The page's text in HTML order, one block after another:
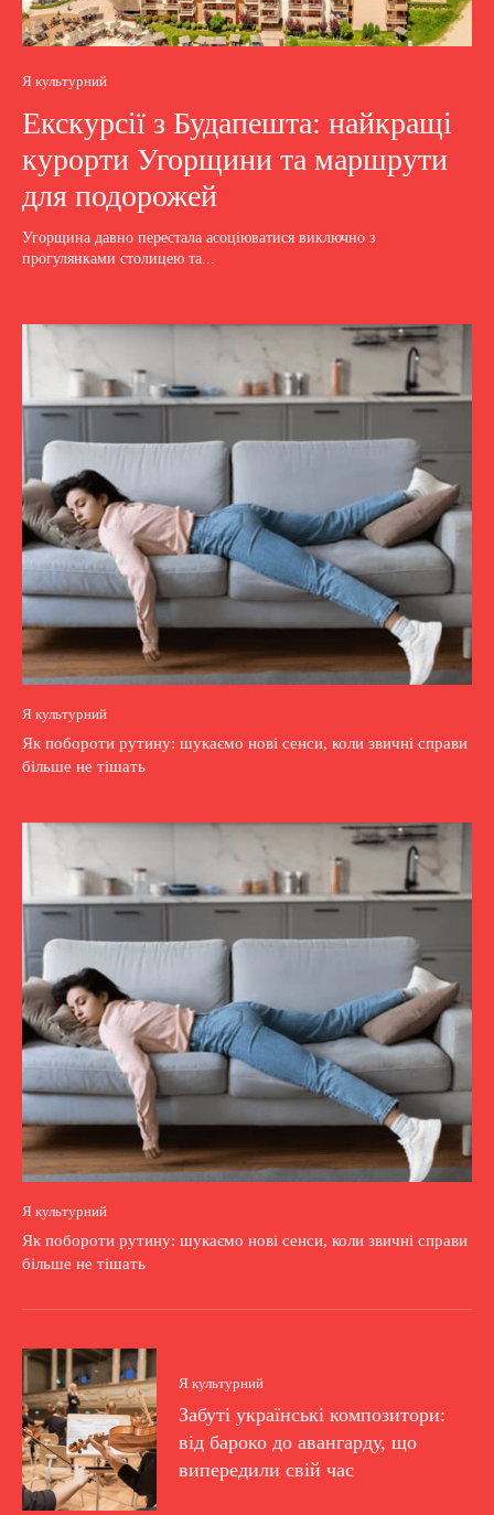
Я культурний
Екскурсії з Будапешта: найкращі
курорти Угорщини та маршрути
для подорожей
Угорщина давно перестала асоціюватися виключно з
прогулянками столицею та...
Я культурний
Як побороти рутину: шукаємо нові сенси, коли звичні справи
більше не тішать
Я культурний
Як побороти рутину: шукаємо нові сенси, коли звичні справи
більше не тішать
Я культурний
Забуті українські композитори:
від бароко до авангарду, що
випередили свій час